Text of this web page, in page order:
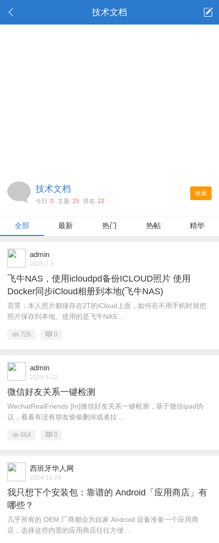
技术文档
收藏
技术文档
今日: 0 主题: 15 排名: 22
全部 最新 热门 热帖 精华
admin
2025-7-5
飞牛NAS，使用icloudpd备份ICLOUD照片 使用
Docker同步iCloud相册到本地(飞牛NAS)
背景：本人照片都保存在2T的iCloud上面，如何在不用手机时就把
照片保存到本地。使用的是飞牛NAS ...
726 0
admin
2025-3-22
微信好友关系一键检测
WechatRealFriends [hr]微信好友关系一键检测，基于微信ipad协
议，看看有没有朋友偷偷删掉或者拉 ...
664 0
西班牙华人网
2024-12-29
我只想下个安装包：靠谱的 Android「应用商店」有
哪些？
几乎所有的 OEM 厂商都会为自家 Android 设备准备一个应用商
店，选择这些内置的应用商店往往方便 ...